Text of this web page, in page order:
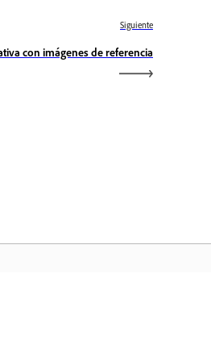
Siguiente
con imágenes de referencia